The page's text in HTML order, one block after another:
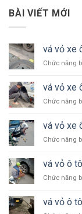
BÀI VIẾT MỚI
vá vỏ xe
Chức năng
vá vỏ xe
Chức năng
vá vỏ xe
Chức năng
vá vỏ ô
Chức năng
vá vỏ ô